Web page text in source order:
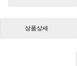
상품상세